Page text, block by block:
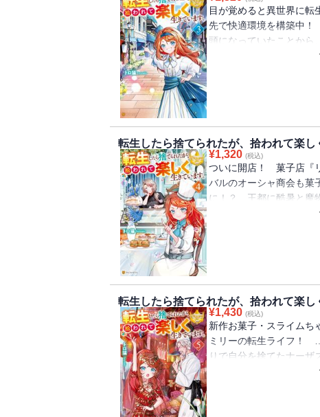
子版は単行本をもとに編
目が覚めると異世界に転
先で快適環境を構築中
頭になっていたことから
開店することに。店選び
て――。ついに出生の秘
もとに編集しています。
転生したら捨てられたが、拾われて楽し
¥1,320 (税込)
ついに開店！ 菓子店『
バルのオーシャ商会も
に！？ 王都に酷暑と魔
り組む中、ミリーはひょ
イムとの嫌すぎる出会い
であることが知られて
は単行本をもとに編集し
転生したら捨てられたが、拾われて楽し
¥1,430 (税込)
新作お菓子・スライムち
ミリーの転生ライフ！
りで自分を捨てたナー
人が『娘』として紹介し